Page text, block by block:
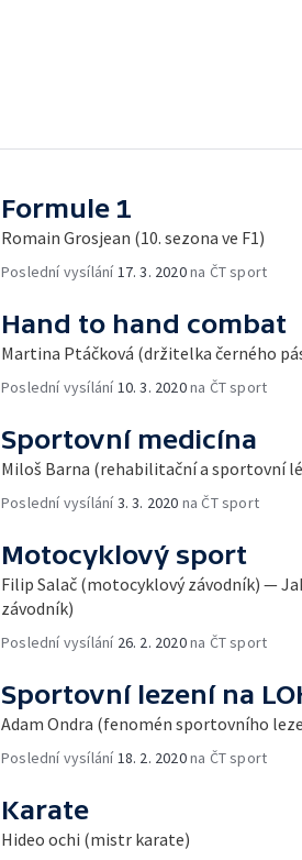
Formule 1
Romain Grosjean (10. sezona ve F1)
Poslední vysílání 17. 3. 2020na ČT sport
Hand to hand combat
Martina Ptáčková (držitelka černého
Poslední vysílání 10. 3. 2020na ČT sport
Sportovní medicína
Miloš Barna (rehabilitační a sportovní
Poslední vysílání3. 3. 2020 na ČT sport
Motocyklový sport
Filip Salač (motocyklový závodník) —
závodník)
Poslední vysílání 26. 2. 2020na ČT sport
Sportovní lezení na
Adam Ondra (fenomén sportovního
Poslední vysílání 18. 2. 2020na ČT sport
Karate
Hideo ochi (mistr karate)